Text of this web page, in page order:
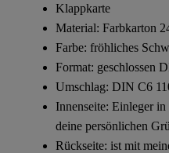
Klappkarte
Material: Farbkarton
Farbe: fröhliches
Format: geschlossen
Umschlag: DIN C6
Innenseite: Einleger
deine persönlichen
Rückseite: ist mit